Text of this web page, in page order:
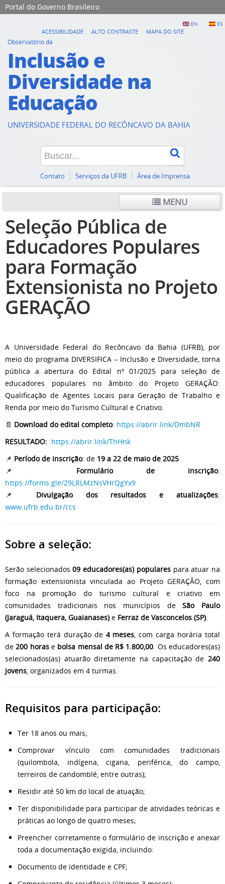
Portal do Governo Brasileiro
EN ES
ACESSIBILIDADE ALTO CONTRASTE
MAPA DO SITE
Observatório da
Inclusão e
Diversidade na
Educação
UNIVERSIDADE FEDERAL DO RECÔNCAVO DA BAHIA
Contato Serviços da UFRB Área de Imprensa
MENU
Seleção Pública de
Educadores Populares
para Formação
Extensionista no Projeto
GERAÇÃO
A Universidade Federal do Recôncavo da Bahia (UFRB), por
meio do programa DIVERSIFICA – Inclusão e Diversidade, torna
pública a abertura do Edital nº 01/2025 para seleção de
educadores populares no âmbito do Projeto GERAÇÃO:
Qualificação de Agentes Locais para Geração de Trabalho e
Renda por meio do Turismo Cultural e Criativo.
📄 Download do edital completo: https://abrir.link/DmbNR
RESULTADO: https://abrir.link/ThHnk
📌 Período de inscrição: de 19 a 22 de maio de 2025
📌 Formulário de inscrição:
https://forms.gle/29LRLMzNsVHrQgYx9
📌 Divulgação dos resultados e atualizações:
www.ufrb.edu.br/ccs
Sobre a seleção:
Serão selecionados09 educadores(as) popularespara atuar na
formação extensionista vinculada ao Projeto GERAÇÃO, com
foco na promoção do turismo cultural e criativo em
comunidades tradicionais nos municípios deSão Paulo
(Jaraguá, Itaquera, Guaianases)e Ferraz de Vasconcelos (SP).
A formação terá duração de 4 meses, com carga horária total
de200 horase bolsa mensal de R$ 1.800,00. Os educadores(as)
selecionados(as) atuarão diretamente na capacitação de 240
jovens, organizados em 4 turmas.
Requisitos para participação:
Ter 18 anos ou mais;
Comprovar vínculo com comunidades tradicionais
(quilombola, indígena, cigana, periférica, do campo,
terreiros de candomblé, entre outras);
Residir até 50 km do local de atuação;
Ter disponibilidade para participar de atividades teóricas e
práticas ao longo de quatro meses;
Preencher corretamente o formulário de inscrição e anexar
toda a documentação exigida, incluindo:
Documento de identidade e CPF;